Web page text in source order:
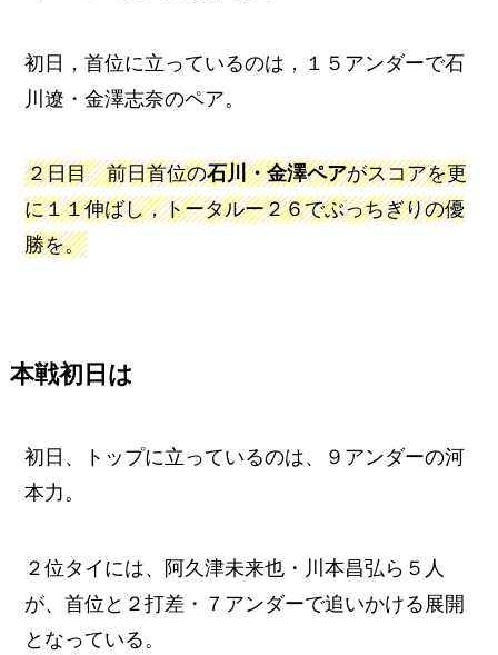
初日，首位に立っているのは，１５アンダーで石
川遼・金澤志奈のペア。
２日目 前日首位の石川・金澤ペアがスコアを更
に１１伸ばし，トータルー２６でぶっちぎりの優
勝を。
本戦初日は
初日、トップに立っているのは、９アンダーの河
本力。
２位タイには、阿久津未来也・川本昌弘ら５人
が、首位と２打差・７アンダーで追いかける展開
となっている。